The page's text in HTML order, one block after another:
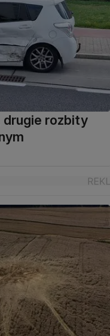
drugie rozbity